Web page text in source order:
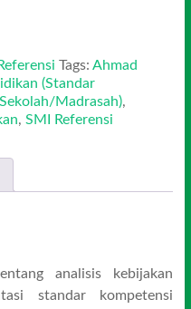
Referensi Tags: Ahmad
(Standar
Madrasah),
, SMI Referensi
analisis kebijakan
standar kompetensi